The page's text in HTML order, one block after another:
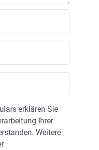
erklären Sie
Ihrer
Weitere